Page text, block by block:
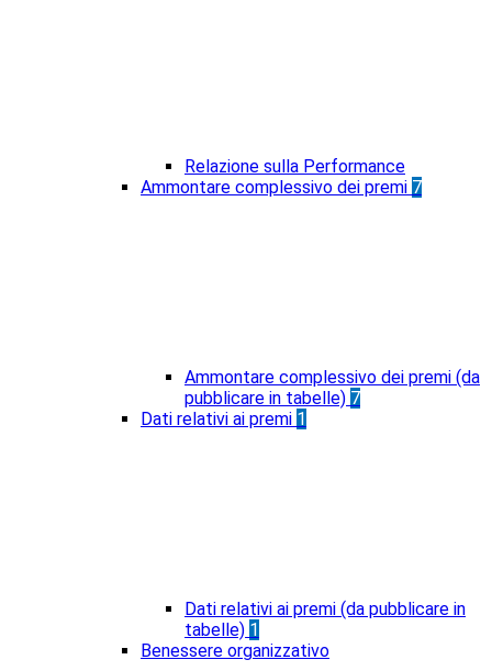
Relazione sulla Performance
Ammontare complessivo dei premi 7
Ammontare complessivo dei premi (da
pubblicare in tabelle) 7
Dati relativi ai premi 1
Dati relativi ai premi (da pubblicare in
tabelle) 1
Benessere organizzativo